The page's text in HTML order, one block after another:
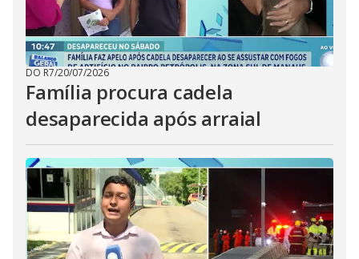
DO R7/20/07/2026
Família procura cadela
desaparecida após arraial